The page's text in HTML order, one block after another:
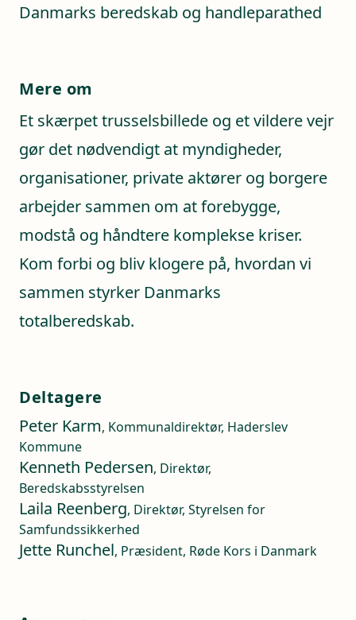
Danmarks beredskab og handleparathed
Mere om
Et skærpet trusselsbillede og et vildere vejr
gør det nødvendigt at myndigheder,
organisationer, private aktører og borgere
arbejder sammen om at forebygge,
modstå og håndtere komplekse kriser.
Kom forbi og bliv klogere på, hvordan vi
sammen styrker Danmarks
totalberedskab.
Deltagere
Peter Karm, Kommunaldirektør, Haderslev
Kommune
Kenneth Pedersen, Direktør,
Beredskabsstyrelsen
Laila Reenberg, Direktør, Styrelsen for
Samfundssikkerhed
Jette Runchel, Præsident, Røde Kors i Danmark